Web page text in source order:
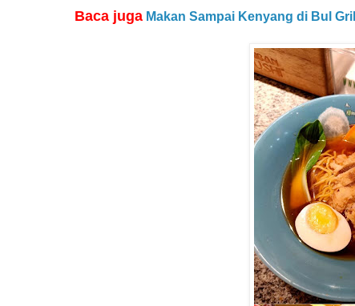
Baca juga Makan Sampai Kenyang di Bul